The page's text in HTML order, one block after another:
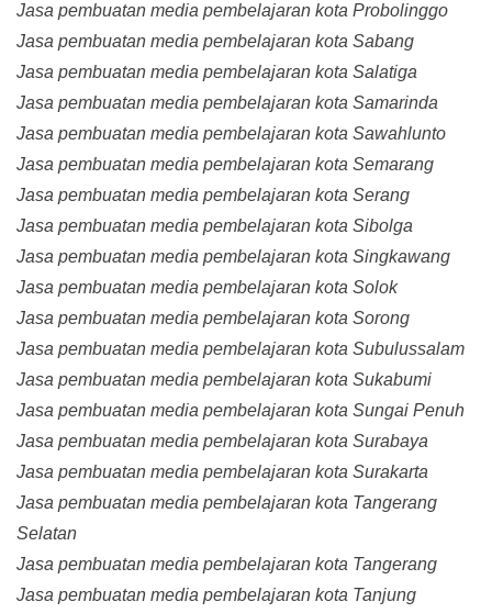
Jasa pembuatan media pembelajaran kota Probolinggo
Jasa pembuatan media pembelajaran kota Sabang
Jasa pembuatan media pembelajaran kota Salatiga
Jasa pembuatan media pembelajaran kota Samarinda
Jasa pembuatan media pembelajaran kota Sawahlunto
Jasa pembuatan media pembelajaran kota Semarang
Jasa pembuatan media pembelajaran kota Serang
Jasa pembuatan media pembelajaran kota Sibolga
Jasa pembuatan media pembelajaran kota Singkawang
Jasa pembuatan media pembelajaran kota Solok
Jasa pembuatan media pembelajaran kota Sorong
Jasa pembuatan media pembelajaran kota Subulussalam
Jasa pembuatan media pembelajaran kota Sukabumi
Jasa pembuatan media pembelajaran kota Sungai Penuh
Jasa pembuatan media pembelajaran kota Surabaya
Jasa pembuatan media pembelajaran kota Surakarta
Jasa pembuatan media pembelajaran kota Tangerang
Selatan
Jasa pembuatan media pembelajaran kota Tangerang
Jasa pembuatan media pembelajaran kota Tanjung